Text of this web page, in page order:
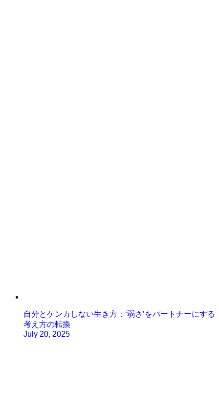
自分とケンカしない生き方：‘弱さ’をパートナーにする
考え方の転換
July 20, 2025